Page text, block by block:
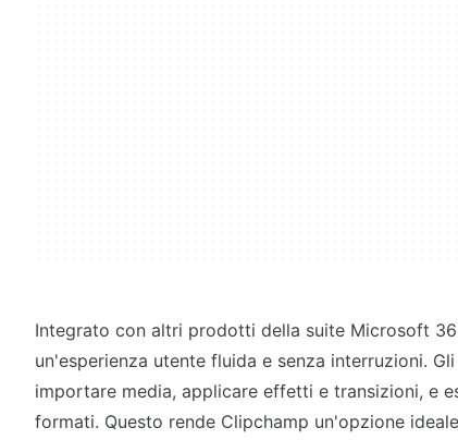
Integrato con altri prodotti della suite Microsoft
un'esperienza utente fluida e senza interruzioni.
importare media, applicare effetti e transizioni, e
formati. Questo rende Clipchamp un'opzione